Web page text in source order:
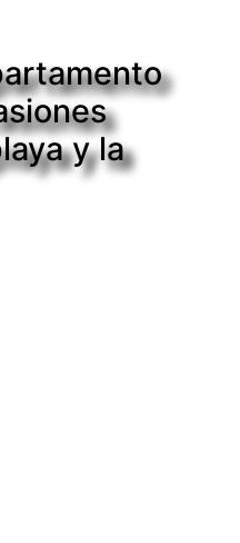
y la